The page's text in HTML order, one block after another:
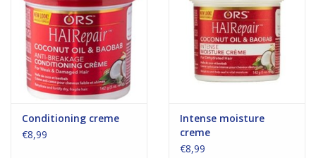
Conditioning creme
€8,99
Intense moisture
creme
€8,99